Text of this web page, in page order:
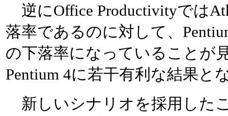
逆にOffice Productivityでは
落率であるのに対して、
の下落率になっていることが
Pentium 4に若干有利な結果と
新しいシナリオを採用した